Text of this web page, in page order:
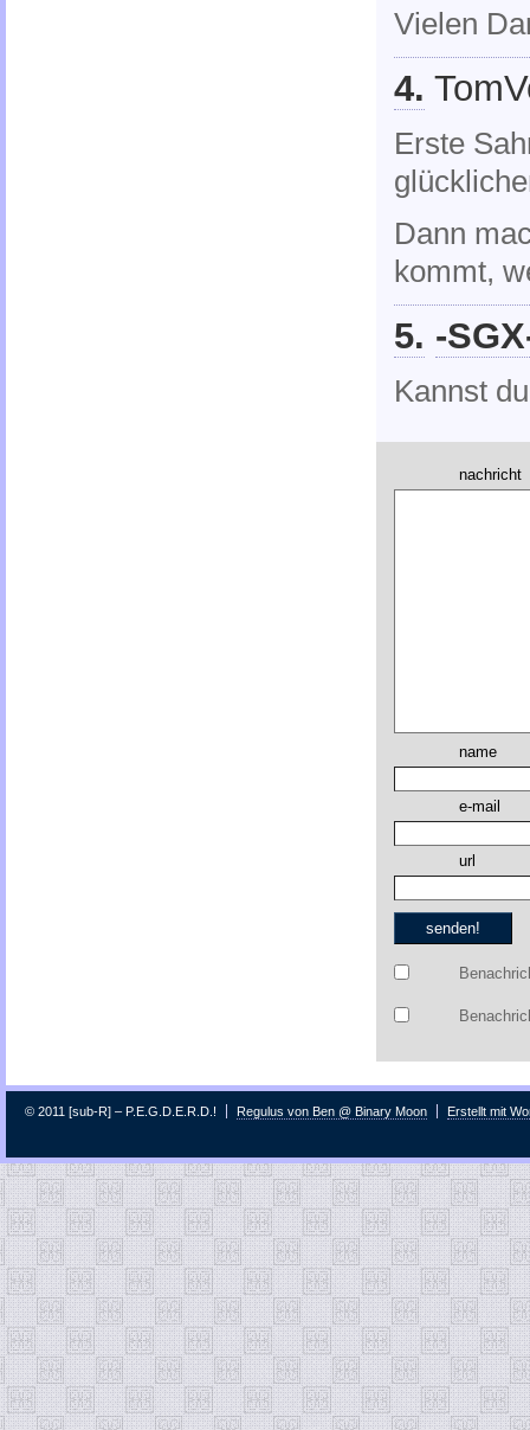
Vielen
4.
Erste
Dann
kommt,
5. -
Kannst
nachricht
name
e-mail
url
© 2011 [sub-R] – P.E.G.D.E.R.D.! Regulus von Ben @ Binary Moon Erstellt mit